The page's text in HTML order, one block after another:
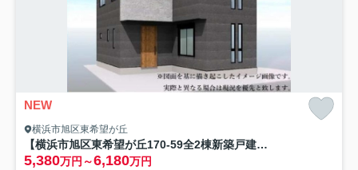
NEW
横浜市旭区東希望が丘
【横浜市旭区東希望が丘170-59全2棟新築戸建て】★仲介手数料無料★（東希望が丘小学校・希望が丘中学校）
5,380万円～6,180万円